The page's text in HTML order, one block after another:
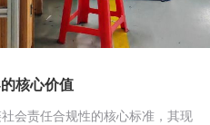
核心价值
会责任合规性的核心标准，其现